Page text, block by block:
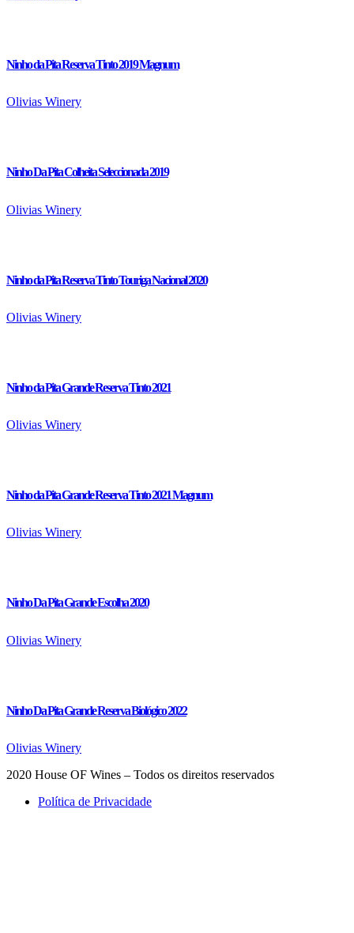
Ninho da Pita Reserva Tinto 2019 Magnum
Olivias Winery
Ninho Da Pita Colheita Seleccionada 2019
Olivias Winery
Ninho da Pita Reserva Tinto Touriga Nacional 2020
Olivias Winery
Ninho da Pita Grande Reserva Tinto 2021
Olivias Winery
Ninho da Pita Grande Reserva Tinto 2021 Magnum
Olivias Winery
Ninho Da Pita Grande Escolha 2020
Olivias Winery
Ninho Da Pita Grande Reserva Biológico 2022
Olivias Winery
2020 House OF Wines – Todos os direitos reservados
Política de Privacidade